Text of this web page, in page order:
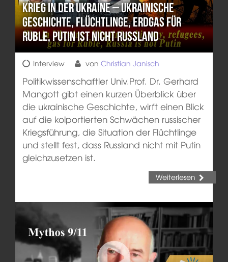
Krieg in der Ukraine – Ukrainische
Geschichte, Flüchtlinge, Erdgas für
Ruble, Putin ist nicht Russland
Interview von Christian Janisch
Politikwissenschaftler Univ.Prof. Dr. Gerhard
Mangott gibt einen kurzen Überblick über
die ukrainische Geschichte, wirft einen Blick
auf die kolportierten Schwächen russischer
Kriegsführung, die Situation der Flüchtlinge
und stellt fest, dass Russland nicht mit Putin
gleichzusetzen ist.
Weiterlesen